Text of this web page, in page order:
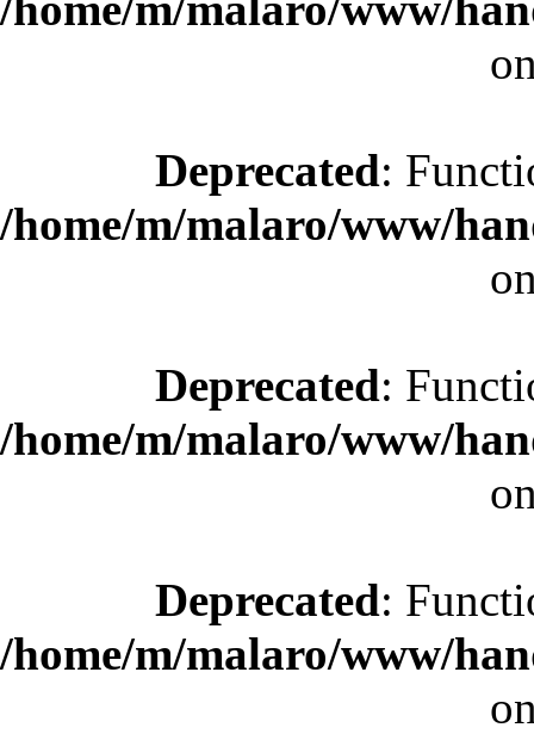
Deprecated:
/home/m/malaro/www/
Deprecated:
/home/m/malaro/www/
Deprecated:
/home/m/malaro/www/